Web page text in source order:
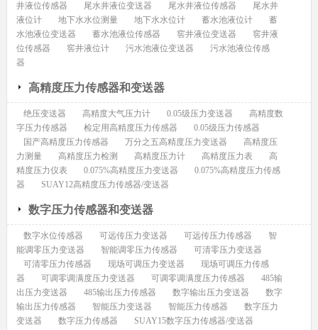
井液位传感器
尾水井液位变送器 尾水井液位传感器
尾水井
液位计
地下水水位测量 地下水水位计 蓄水池液位计
蓄
水池液位变送器
蓄水池液位传感器 窖井液位变送器
窖井液
位传感器
窖井液位计 污水池液位变送器
污水池液位传感
器
高精度压力传感器和变送器
绝压变送器 高精度大气压力计 0.05级压力变送器
高精度数
字压力传感器
检定用高精度压力传感器
0.05级压力传感器
国产高精度压力传感器
万分之五高精度压力变送器
高精度压
力测量
高精度压力检测 高精度压力计 高精度压力表
高
精度压力仪表
0.075%高精度压力变送器
0.075%高精度压力传感
器
SUAY12高精度压力传感器/变送器
数字压力传感器和变送器
数字水位传感器 可远传压力变送器 可远传压力传感器
智
能调零压力变送器
智能调零压力传感器
可清零压力变送器
可清零压力传感器
现场可调压力变送器
现场可调压力传感
器
可调零调满度压力变送器 可调零调满度压力传感器
485输
出压力变送器
485输出压力传感器 数字输出压力变送器
数字
输出压力传感器
智能压力变送器 智能压力传感器
数字压力
变送器
数字压力传感器 SUAY15数字压力传感器/变送器